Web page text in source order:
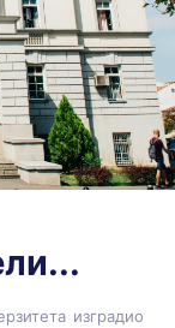
изградио